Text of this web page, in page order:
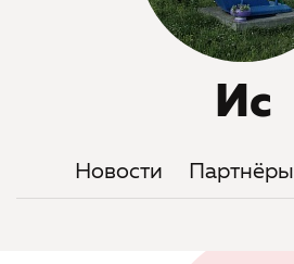
Ис
Новости Партнёры